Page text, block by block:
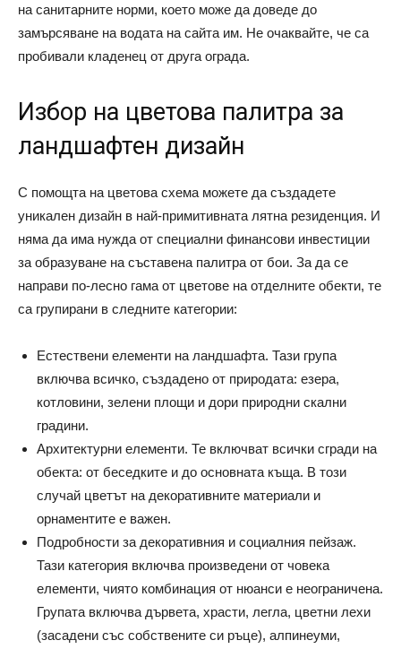
на санитарните норми, което може да доведе до
замърсяване на водата на сайта им. Не очаквайте, че са
пробивали кладенец от друга ограда.
Избор на цветова палитра за
ландшафтен дизайн
С помощта на цветова схема можете да създадете
уникален дизайн в най-примитивната лятна резиденция. И
няма да има нужда от специални финансови инвестиции
за образуване на съставена палитра от бои. За да се
направи по-лесно гама от цветове на отделните обекти, те
са групирани в следните категории:
Естествени елементи на ландшафта. Тази група
включва всичко, създадено от природата: езера,
котловини, зелени площи и дори природни скални
градини.
Архитектурни елементи. Те включват всички сгради на
обекта: от беседките и до основната къща. В този
случай цветът на декоративните материали и
орнаментите е важен.
Подробности за декоративния и социалния пейзаж.
Тази категория включва произведени от човека
елементи, чиято комбинация от нюанси е неограничена.
Групата включва дървета, храсти, легла, цветни лехи
(засадени със собствените си ръце), алпинеуми,